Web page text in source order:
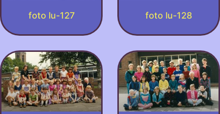
foto lu-127 foto lu-128